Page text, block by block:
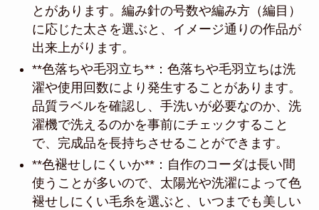
とがあります。編み針の号数や編み方（編目）
に応じた太さを選ぶと、イメージ通りの作品が
出来上がります。
**色落ちや毛羽立ち**：色落ちや毛羽立ちは洗
濯や使用回数により発生することがあります。
品質ラベルを確認し、手洗いが必要なのか、洗
濯機で洗えるのかを事前にチェックすること
で、完成品を長持ちさせることができます。
**色褪せしにくいか**：自作のコーダは長い間
使うことが多いので、太陽光や洗濯によって色
褪せしにくい毛糸を選ぶと、いつまでも美しい